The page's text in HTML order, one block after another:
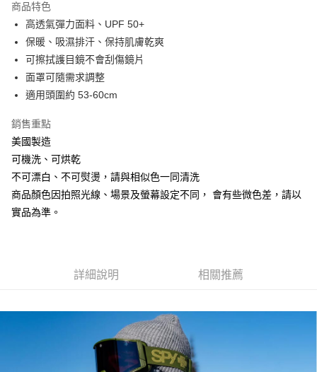
悠遊付
Google Pay
全盈+PAY
AFTEE先享後付
【關於「AFTEE先享後付」】
AFTEE先享後付是「在收到商品之後才付款」的支付方式。 讓您購物簡單
１．簡單：不需註冊會員、不需綁卡、不需儲值。
２．便利：只要手機號碼，簡訊認證，即可結帳。
３．安心：先確認商品／服務後，再付款。
【「AFTEE先享後付」結帳流程】
ATM／網路銀行／等多元方式進行付款，方視為交易完成。
※ 交易是否成功請以「AFTEE先享後付 」之結帳頁面顯示為準，若有關於
是否繳費成功／繳費後需取消欲退款等相關疑問，請聯繫「AFTEE先享後付
https://netprotections.freshdesk.com/support/home
ATM付款
貨到付款
運送方式
全家取貨付款
每筆NT$60，滿NT$799(含以上)免運費
宅配
每筆NT$100，滿NT$799(含以上)免運費
商品特色
高透氣彈力面料、UPF 50+
保暖、吸濕排汗、保持肌膚乾爽
可擦拭護目鏡不會刮傷鏡片
面罩可隨需求調整
適用頭圍約 53-60cm
銷售重點
美國製造
可機洗、可烘乾
不可漂白、不可熨燙，請與相似色一同清洗
商品顏色因拍照光線、場景及螢幕設定不同， 會有些微色差，請以
實品為準。
詳細說明 相關推薦